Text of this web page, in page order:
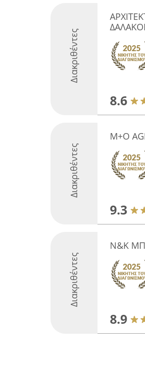
Διακριθέντες
8.6
Διακριθέντες
M+O
9.3
Διακριθέντες
Ν&Κ
8.9